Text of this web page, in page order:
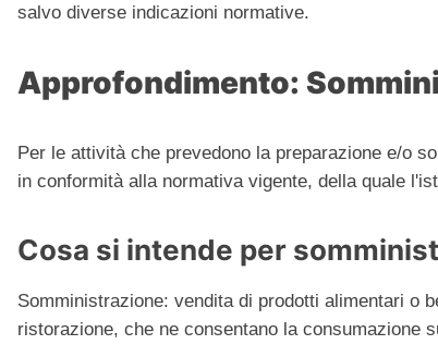
salvo diverse indicazioni normative.
Approfondimento:
Per le attività che prevedono la preparazione e/o
in conformità alla normativa vigente, della quale
Cosa si intende per
Somministrazione: vendita di prodotti alimentari o
ristorazione, che ne consentano la consumazione